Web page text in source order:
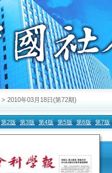
> 2010年03月18日(第72期)
第2版 第3版 第4版 第5版 第6版 第7版